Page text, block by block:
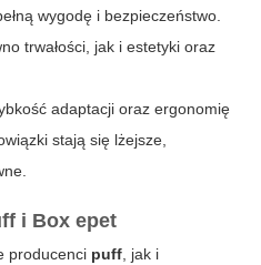
wygodę i bezpieczeństwo.
trwałości, jak i estetyki oraz
adaptacji oraz ergonomię
stają się lżejsze,
i Box epet
producenci puff, jak i